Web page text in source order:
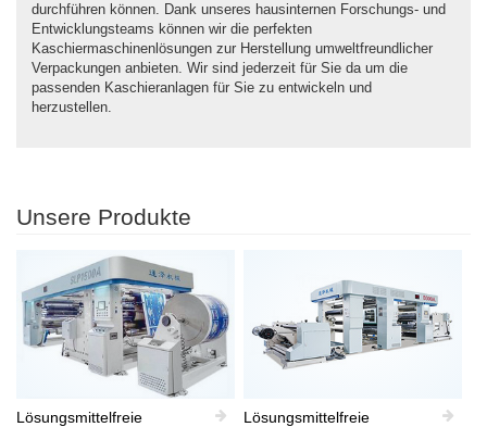
durchführen können. Dank unseres hausinternen Forschungs- und
Entwicklungsteams können wir die perfekten
Kaschiermaschinenlösungen zur Herstellung umweltfreundlicher
Verpackungen anbieten. Wir sind jederzeit für Sie da um die
passenden Kaschieranlagen für Sie zu entwickeln und
herzustellen.
Unsere Produkte
Lösungsmittelfreie
Lösungsmittelfreie